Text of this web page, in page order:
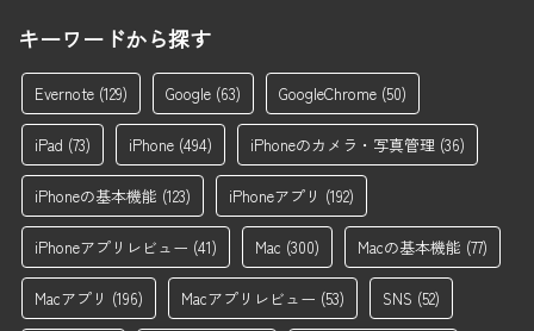
キーワードから探す
Evernote (129) Google (63) GoogleChrome (50)
iPad (73) iPhone (494) iPhoneのカメラ・写真管理 (36)
iPhoneの基本機能 (123) iPhoneアプリ (192)
iPhoneアプリレビュー (41) Mac (300) Macの基本機能 (77)
Macアプリ (196) Macアプリレビュー (53) SNS (52)